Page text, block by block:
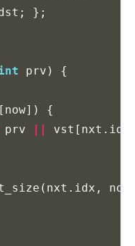
;
};
prv )
{
[ now])
{
prv || vst [ nxt . idx
( nxt . idx , now